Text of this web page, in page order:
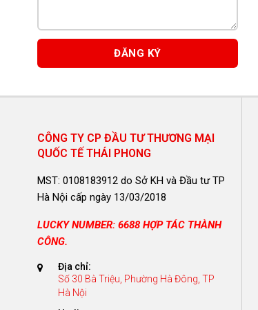
CÔNG TY CP ĐẦU TƯ THƯƠNG MẠI
QUỐC TẾ THÁI PHONG
MST: 0108183912 do Sở KH và Đầu tư TP
Hà Nội cấp ngày 13/03/2018
LUCKY NUMBER: 6688 HỢP TÁC THÀNH
CÔNG.
Địa chỉ:
Số 30 Bà Triệu, Phường Hà Đông, TP
Hà Nội